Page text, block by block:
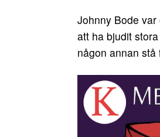
Johnny Bode
att ha bjudit
någon annan stå